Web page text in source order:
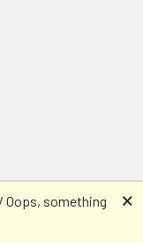
Oops, something
🗙